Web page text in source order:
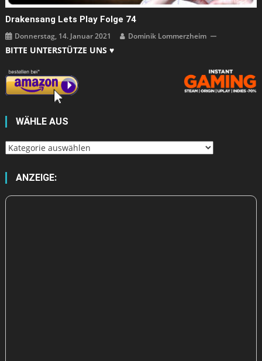
Drakensang Lets Play Folge 74
Donnerstag, 14. Januar 2021 Dominik Lommerzheim
BITTE UNTERSTÜTZE UNS ♥
WÄHLE AUS
Wähle
ANZEIGE: